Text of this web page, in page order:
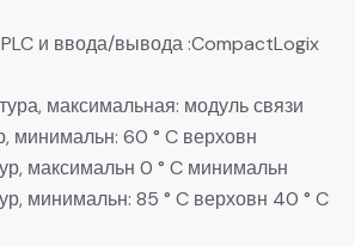
и ввода/вывода :CompactLogix
максимальная: модуль связи
минимальн: 60 ° C верховн
максимальн 0 ° C минимальн
минимальн: 85 ° C верховн 40 ° C